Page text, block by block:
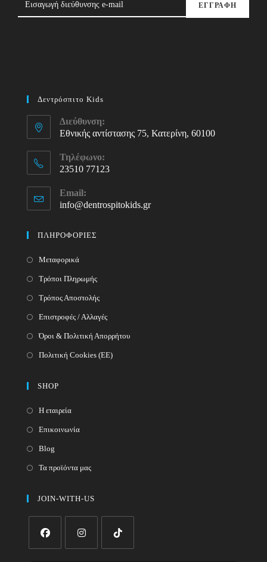
ΕΓΓΡΑΦΗ
Δεντρόσπιτο Kids
Διεύθυνση:
Εθνικής αντίστασης 75, Κατερίνη, 60100
Τηλέφωνο:
23510 77123
in
your
Email:
info@dentrospitokids.grOpens
ΠΛΗΡΟΦΟΡΙΕΣ
Μεταφορικά
Τρόποι Πληρωμής
Τρόπος Αποστολής
Επιστροφές / Αλλαγές
Όροι & Πολιτική Απορρήτου
Πολιτική Cookies (ΕΕ)
SHOP
Η εταιρεία
Επικοινωνία
Blog
Τα προϊόντα μας
JOIN-WITH-US